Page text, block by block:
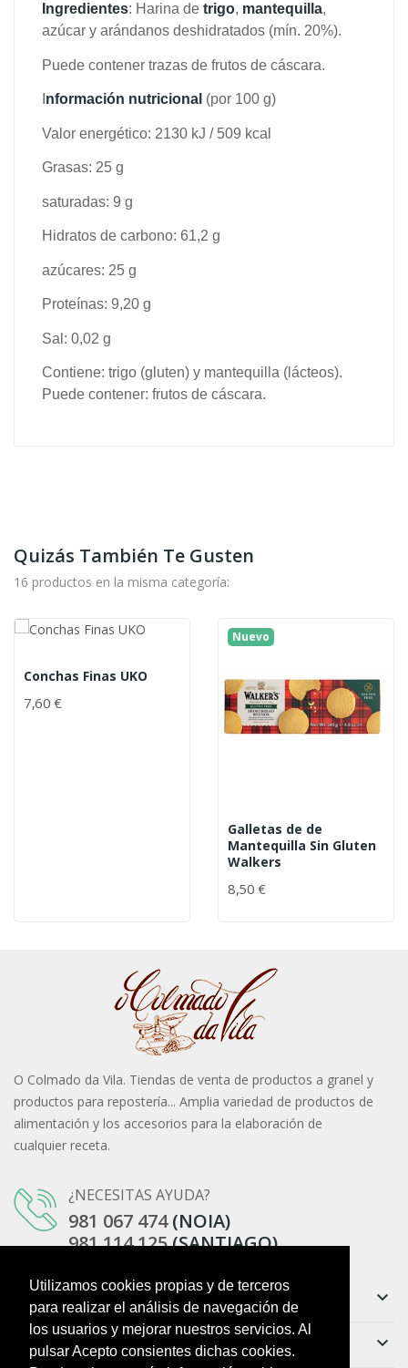
Utilizamos cookies propias y de terceros
para realizar el análisis de navegación de
los usuarios y mejorar nuestros servicios. Al
pulsar Acepto consientes dichas cookies.
Ingredientes: Harina de trigo, mantequilla,
azúcar y arándanos deshidratados (mín. 20%).
Puede contener trazas de frutos de cáscara.
nformación nutricional (por 100 g)
Valor energético: 2130 kJ / 509 kcal
Grasas: 25 g
saturadas: 9 g
Hidratos de carbono: 61,2 g
azúcares: 25 g
Proteínas: 9,20 g
Sal: 0,02 g
Contiene: trigo (gluten) y mantequilla (lácteos).
Puede contener: frutos de cáscara.
Quizás También Te Gusten
16 productos en la misma categoría:
Conchas Finas UKO
7,60 €
Nuevo
Galletas de de
Mantequilla Sin Gluten
Walkers
8,50 €
O Colmado da Vila. Tiendas de venta de productos a granel y
productos para repostería... Amplia variedad de productos de
alimentación y los accesorios para la elaboración de
cualquier receta.
¿NECESITAS AYUDA?
981 067 474(NOIA)
981 114 125(SANTIAGO)
Información keyboard_arrow_down
Ayuda keyboard_arrow_down